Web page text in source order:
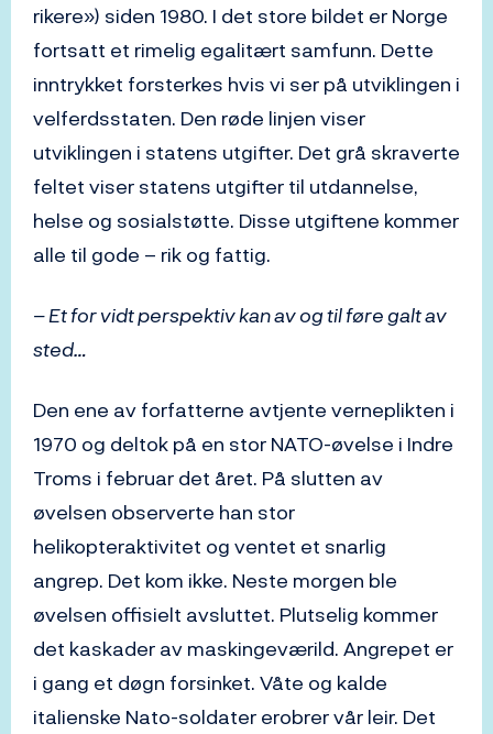
rikere») siden 1980. I det store bildet er Norge
fortsatt et rimelig egalitært samfunn. Dette
inntrykket forsterkes hvis vi ser på utviklingen i
velferdsstaten. Den røde linjen viser
utviklingen i statens utgifter. Det grå skraverte
feltet viser statens utgifter til utdannelse,
helse og sosialstøtte. Disse utgiftene kommer
alle til gode – rik og fattig.
– Et for vidt perspektiv kan av og til føre galt av
sted…
Den ene av forfatterne avtjente verneplikten i
1970 og deltok på en stor NATO-øvelse i Indre
Troms i februar det året. På slutten av
øvelsen observerte han stor
helikopteraktivitet og ventet et snarlig
angrep. Det kom ikke. Neste morgen ble
øvelsen offisielt avsluttet. Plutselig kommer
det kaskader av maskingeværild. Angrepet er
i gang et døgn forsinket. Våte og kalde
italienske Nato-soldater erobrer vår leir. Det